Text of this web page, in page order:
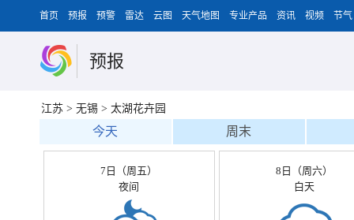
首页 预报 预警 雷达 云图 天气地图 专业产品 资讯 视频 节气
预报
江苏 > 无锡 > 太湖花卉园
今天 周末
7日（周五）
夜间
8日（周六）
白天